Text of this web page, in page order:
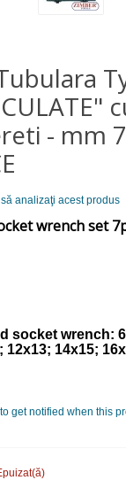
- mm
analizaţi acest produs
wrench set
socket wrench:
12x13; 14x15;
get notified when this